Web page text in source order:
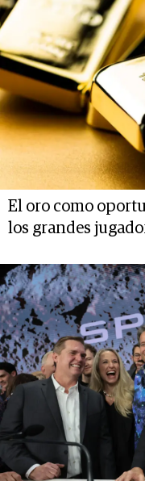
El oro como
los grandes